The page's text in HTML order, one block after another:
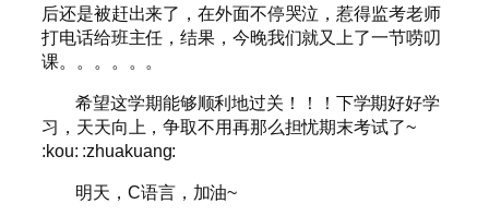
后还是被赶出来了，在外面不停哭泣，惹得监考老师
打电话给班主任，结果，今晚我们就又上了一节唠叨
课。。。。。。
希望这学期能够顺利地过关！！！下学期好好学
习，天天向上，争取不用再那么担忧期末考试了~
:kou: :zhuakuang:
明天，C语言，加油~